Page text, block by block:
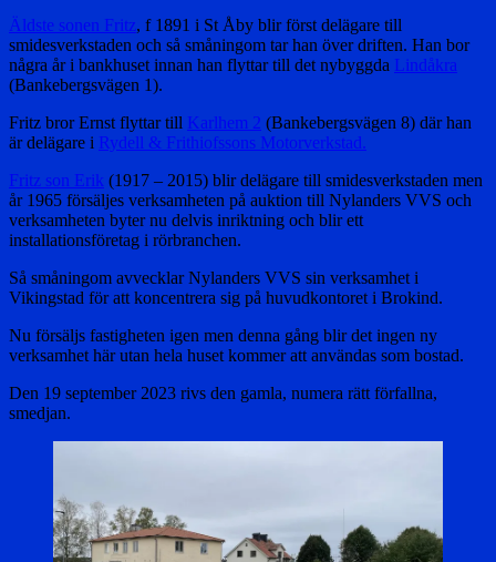
Äldste sonen Fritz, f 1891 i St Åby blir först delägare till
smidesverkstaden och så småningom tar han över driften. Han bor
några år i bankhuset innan han flyttar till det nybyggda Lindåkra
(Bankebergsvägen 1).
Fritz bror Ernst flyttar till Karlhem 2 (Bankebergsvägen 8) där han
är delägare i Rydell & Frithiofssons Motorverkstad.
Fritz son Erik (1917 – 2015) blir delägare till smidesverkstaden men
år 1965 försäljes verksamheten på auktion till Nylanders VVS och
verksamheten byter nu delvis inriktning och blir ett
installationsföretag i rörbranchen.
Så småningom avvecklar Nylanders VVS sin verksamhet i
Vikingstad för att koncentrera sig på huvudkontoret i Brokind.
Nu försäljs fastigheten igen men denna gång blir det ingen ny
verksamhet här utan hela huset kommer att användas som bostad.
Den 19 september 2023 rivs den gamla, numera rätt förfallna,
smedjan.